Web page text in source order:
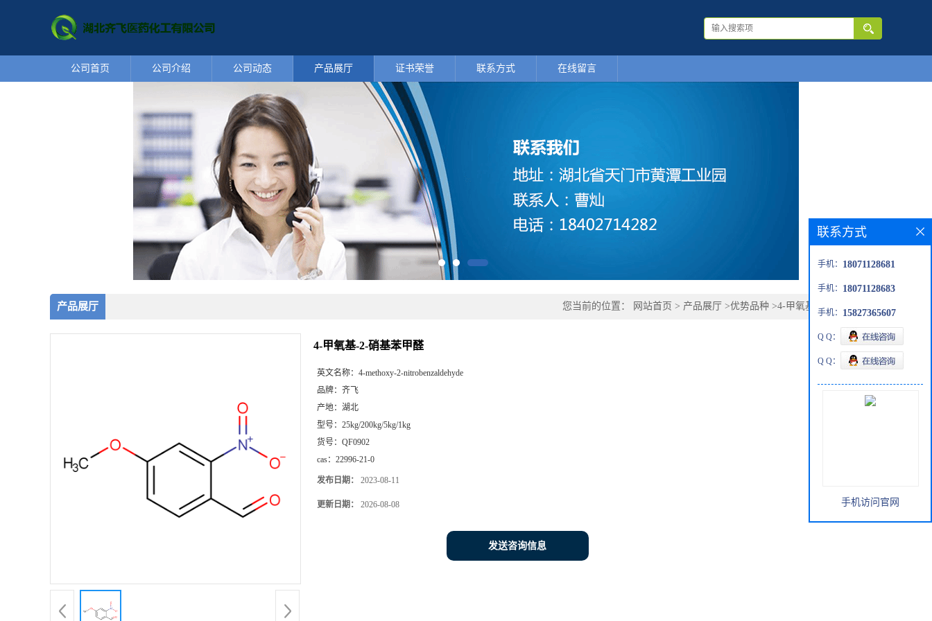
公司首页 公司介绍 公司动态 产品展厅 证书荣誉 联系方式 在线留言
产品展厅 您当前的位置： 网站首页 > 产品展厅 >优势品种 >4-甲氧基-2-硝基苯甲醛
4-甲氧基-2-硝基苯甲醛
英文名称： 4-methoxy-2-nitrobenzaldehyde
品牌： 齐飞
产地： 湖北
型号： 25kg/200kg/5kg/1kg
货号： QF0902
cas： 22996-21-0
发布日期： 2023-08-11
更新日期： 2026-08-08
发送咨询信息
联系方式
手机： 18071128681
手机： 18071128683
手机： 15827365607
Q Q：
Q Q：
手机访问官网